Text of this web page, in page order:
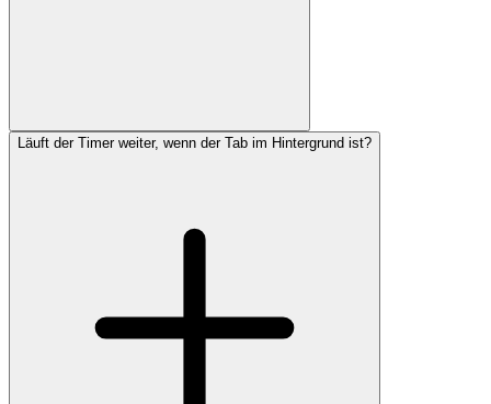
Läuft der Timer weiter, wenn der Tab im Hintergrund ist?